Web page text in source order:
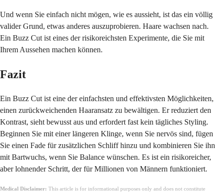
Und wenn Sie einfach nicht mögen, wie es aussieht, ist das ein völlig
valider Grund, etwas anderes auszuprobieren. Haare wachsen nach.
Ein Buzz Cut ist eines der risikoreichsten Experimente, die Sie mit
Ihrem Aussehen machen können.
Fazit
Ein Buzz Cut ist eine der einfachsten und effektivsten Möglichkeiten,
einen zurückweichenden Haaransatz zu bewältigen. Er reduziert den
Kontrast, sieht bewusst aus und erfordert fast kein tägliches Styling.
Beginnen Sie mit einer längeren Klinge, wenn Sie nervös sind, fügen
Sie einen Fade für zusätzlichen Schliff hinzu und kombinieren Sie ihn
mit Bartwuchs, wenn Sie Balance wünschen. Es ist ein risikoreicher,
aber lohnender Schritt, der für Millionen von Männern funktioniert.
Medical Disclaimer: This article is for informational purposes only and does not constitute